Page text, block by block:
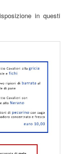
in questi